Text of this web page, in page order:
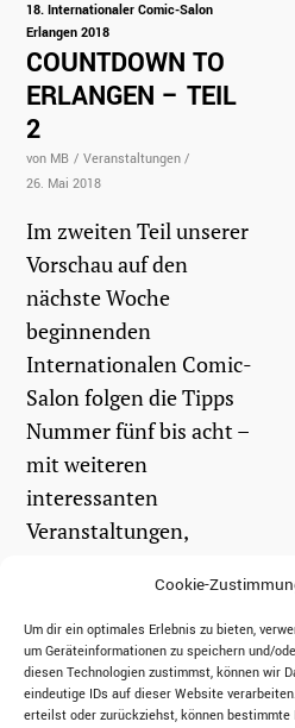
Cookie-
Um dir ein optimales Erlebnis zu bieten,
um Geräteinformationen zu speichern und/
diesen Technologien zustimmst, können wir
eindeutige IDs auf dieser Website
erteilst oder zurückziehst, können bestimmte
18. Internationaler Comic-Salon
Erlangen 2018
COUNTDOWN TO
ERLANGEN – TEIL
2
von MB / Veranstaltungen /
26. Mai 2018
Im zweiten Teil unserer
Vorschau auf den
nächste Woche
beginnenden
Internationalen Comic-
Salon folgen die Tipps
Nummer fünf bis acht –
mit weiteren
interessanten
Veranstaltungen,
Ratschlägen, wie man...
weiterlesen